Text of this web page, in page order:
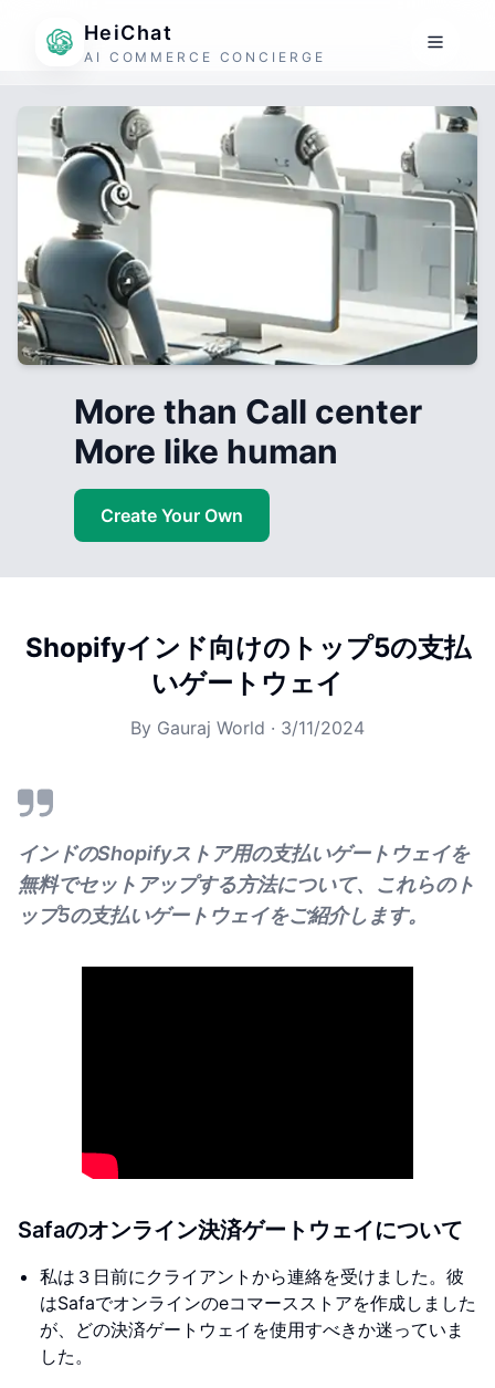
HeiChat
AI COMMERCE CONCIERGE
More than Call center
More like human
Create Your Own
Shopifyインド向けのトップ5の支払
いゲートウェイ
By Gauraj World · 3/11/2024
インドのShopifyストア用の支払いゲートウェイを
無料でセットアップする方法について、これらのト
ップ5の支払いゲートウェイをご紹介します。
Safaのオンライン決済ゲートウェイについて
私は３日前にクライアントから連絡を受けました。彼
はSafaでオンラインのeコマースストアを作成しました
が、どの決済ゲートウェイを使用すべきか迷っていま
した。